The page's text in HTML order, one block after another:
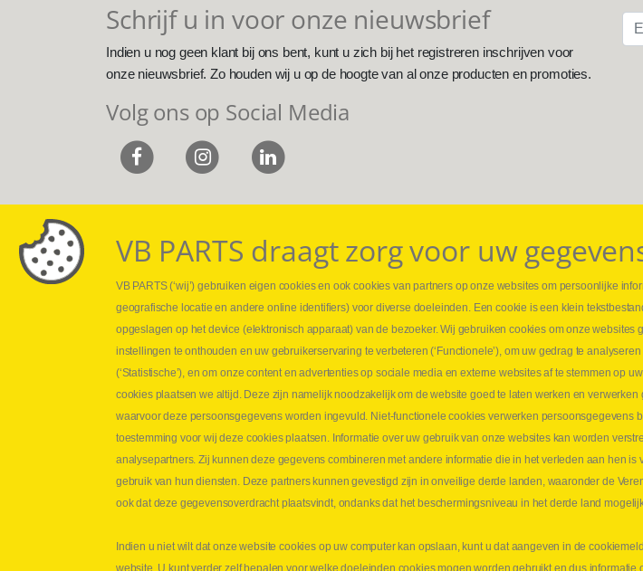
Schrijf u in voor onze nieuwsbrief
Indien u nog geen klant bij ons bent, kunt u zich bij het registreren inschrijven voor
onze nieuwsbrief. Zo houden wij u op de hoogte van al onze producten en promoties.
Volg ons op Social Media
Webshop
Nieuws
Jobs
Leveringen
Drukcontrole set
Persmaten
Hydraulische slangen
Contact VB Parts
Abraham Hansstraat 7
B-8800 Roeselare
E-mail info@vbparts.be
VB PARTS draagt zorg voor uw
VB PARTS (‘wij’) gebruiken eigen cookies en ook cookies van partners op onze websites om persoonlijke
geografische locatie en andere online identifiers) voor diverse doeleinden. Een cookie is een klein
opgeslagen op het device (elektronisch apparaat) van de bezoeker. Wij gebruiken cookies om onze websites
instellingen te onthouden en uw gebruikerservaring te verbeteren (‘Functionele’), om uw gedrag te
(‘Statistische’), en om onze content en advertenties op sociale media en externe websites af te stemmen op
cookies plaatsen we altijd. Deze zijn namelijk noodzakelijk om de website goed te laten werken en
waarvoor deze persoonsgegevens worden ingevuld. Niet-functionele cookies verwerken persoonsgegevens
toestemming voor wij deze cookies plaatsen. Informatie over uw gebruik van onze websites kan worden
analysepartners. Zij kunnen deze gegevens combineren met andere informatie die in het verleden aan hen
gebruik van hun diensten. Deze partners kunnen gevestigd zijn in onveilige derde landen, waaronder de
ook dat deze gegevensoverdracht plaatsvindt, ondanks dat het beschermingsniveau in het derde land
Indien u niet wilt dat onze website cookies op uw computer kan opslaan, kunt u dat aangeven in de
website. U kunt verder zelf bepalen voor welke doeleinden cookies mogen worden gebruikt en dus informatie